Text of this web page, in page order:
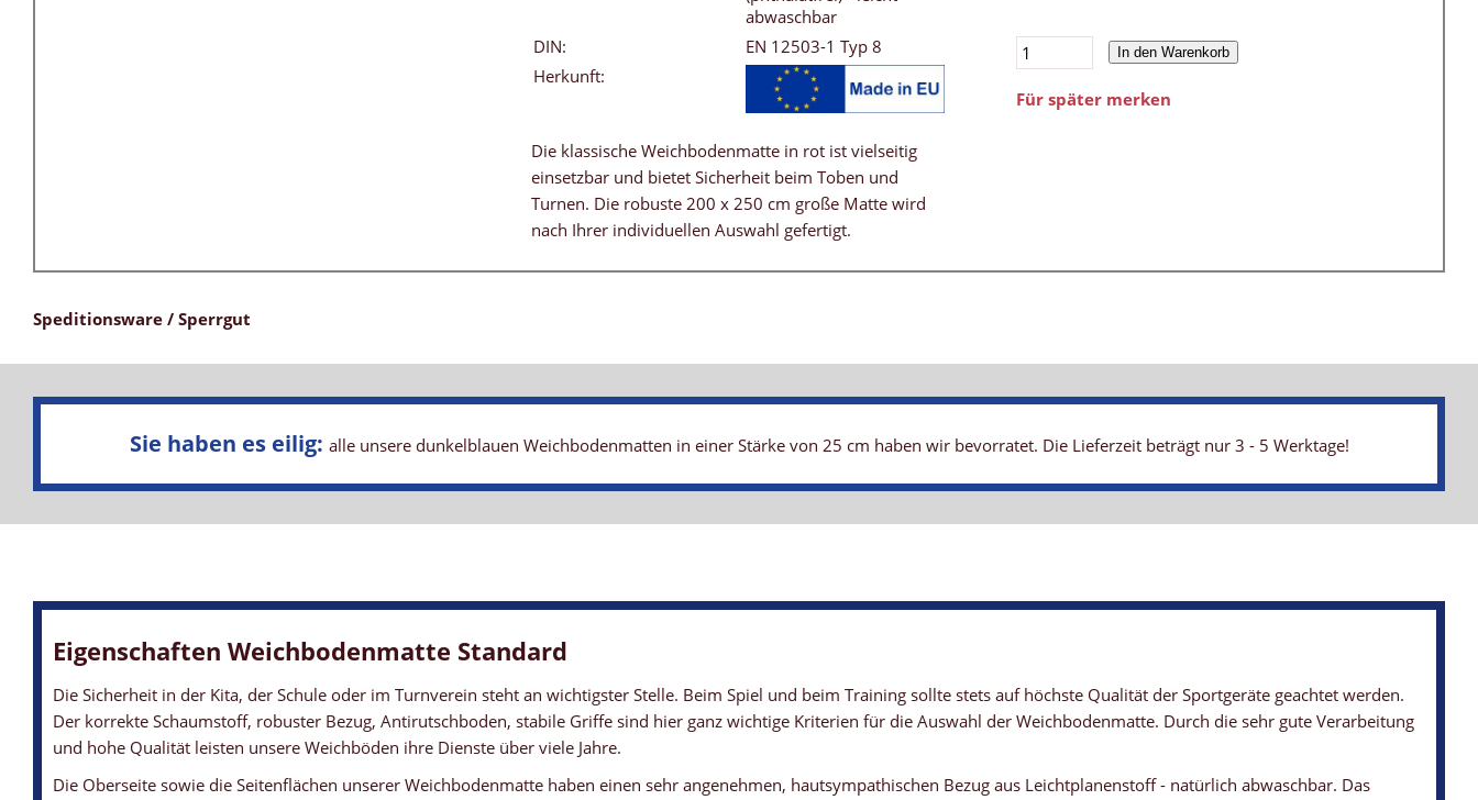
abwaschbar
DIN:
EN 12503-1 Typ 8
Herkunft:
Die klassische Weichbodenmatte in rot ist vielseitig
einsetzbar und bietet Sicherheit beim Toben und
Turnen. Die robuste 200 x 250 cm große Matte wird
nach Ihrer individuellen Auswahl gefertigt.
In den Warenkorb
Für später merken
Speditionsware / Sperrgut
Sie haben es eilig: alle unsere dunkelblauen Weichbodenmatten in einer Stärke von 25 cm haben wir bevorratet. Die Lieferzeit beträgt nur 3 - 5 Werktage!
Eigenschaften Weichbodenmatte Standard
Die Sicherheit in der Kita, der Schule oder im Turnverein steht an wichtigster Stelle. Beim Spiel und beim Training sollte stets auf höchste Qualität der Sportgeräte geachtet werden.
Der korrekte Schaumstoff, robuster Bezug, Antirutschboden, stabile Griffe sind hier ganz wichtige Kriterien für die Auswahl der Weichbodenmatte. Durch die sehr gute Verarbeitung
und hohe Qualität leisten unsere Weichböden ihre Dienste über viele Jahre.
Die Oberseite sowie die Seitenflächen unserer Weichbodenmatte haben einen sehr angenehmen, hautsympathischen Bezug aus Leichtplanenstoff - natürlich abwaschbar. Das